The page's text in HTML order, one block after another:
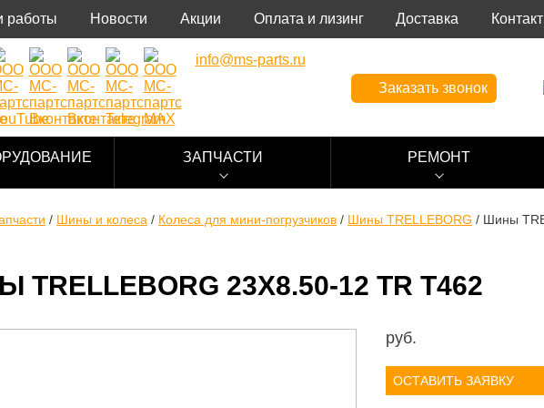
работы Новости Акции Оплата и лизинг Доставка
info@ms-parts.ru
Заказать звонок
ЗАПЧАСТИ РЕМОНТ
/ Шины и колеса / Колеса для мини-погрузчиков / Шины TRELLEBORG / Шины
23X8.50-12 TR T462
руб.
ОСТАВИТЬ ЗАЯВКУ